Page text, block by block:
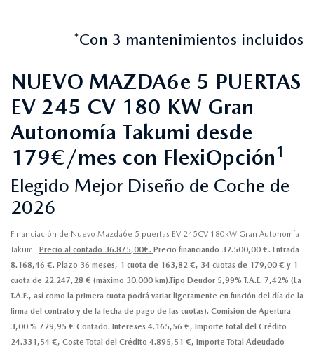
*Con 3 mantenimientos incluidos
NUEVO MAZDA6e 5 PUERTAS
EV 245 CV 180 KW Gran
Autonomía Takumi desde
179€/mes con FlexiOpción1
Elegido Mejor Diseño de Coche de
2026
Financiación de Nuevo Mazda6e 5 puertas EV 245CV 180kW Gran Autonomía
Takumi. Precio al contado 36.875,00€. Precio financiando 32.500,00 €. Entrada
8.168,46 €. Plazo 36 meses, 1 cuota de 163,82 €, 34 cuotas de 179,00 € y 1
cuota de 22.247,28 € (máximo 30.000 km).Tipo Deudor 5,99%T.A.E. 7,42% (La
T.A.E., así como la primera cuota podrá variar ligeramente en función del día de la
firma del contrato y de la fecha de pago de las cuotas). Comisión de Apertura
3,00 % 729,95 € Contado. Intereses 4.165,56 €, Importe total del Crédito
24.331,54 €, Coste Total del Crédito 4.895,51 €, Importe Total Adeudado